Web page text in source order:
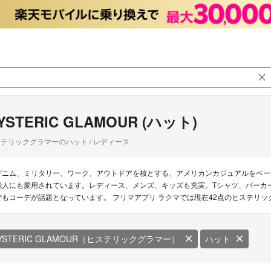
GLAMOUR (ハット)
リックグラマーのハット / レディース
ニム、ミリタリー、ワーク、アウトドアを核とする、アメリカンカジュアルをベ
人にも愛用されています。レディース、メンズ、キッズも充実。Tシャツ、パー
もコーデが話題となっています。 フリマアプリ ラクマでは現在42点のヒステリ
GLAMOUR（ヒステリックグラマー） ハット